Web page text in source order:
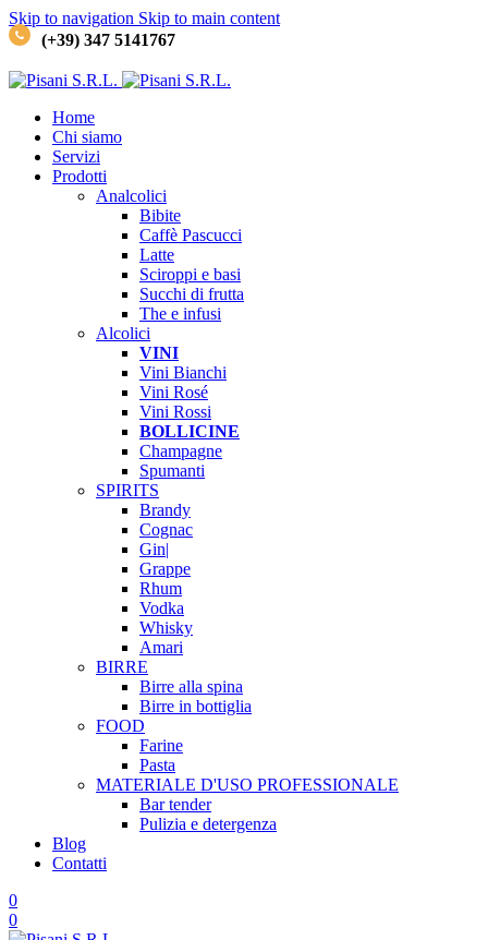
Skip to navigation Skip to main content
(+39) 347 5141767
Home
Chi siamo
Servizi
Prodotti
Analcolici
Bibite
Caffè Pascucci
Latte
Sciroppi e basi
Succhi di frutta
The e infusi
Alcolici
VINI
Vini Bianchi
Vini Rosé
Vini Rossi
BOLLICINE
Champagne
Spumanti
SPIRITS
Brandy
Cognac
Gin|
Grappe
Rhum
Vodka
Whisky
Amari
BIRRE
Birre alla spina
Birre in bottiglia
FOOD
Farine
Pasta
MATERIALE D'USO PROFESSIONALE
Bar tender
Pulizia e detergenza
Blog
Contatti
0
0